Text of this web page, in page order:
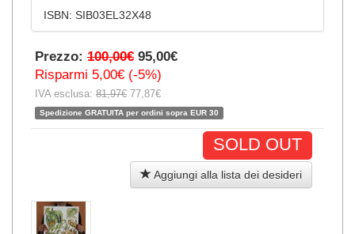
ISBN: SIB03EL32X48
Prezzo: 100,00€ 95,00€
Risparmi 5,00€ (-5%)
IVA esclusa: 81,97€ 77,87€
Spedizione GRATUITA per ordini sopra EUR 30
SOLD OUT
Aggiungi alla lista dei desideri